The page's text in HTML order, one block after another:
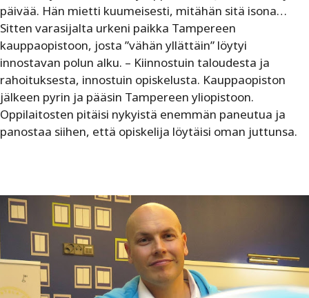
päivää. Hän mietti kuumeisesti, mitähän sitä isona…
Sitten varasijalta urkeni paikka Tampereen
kauppaopistoon, josta ”vähän yllättäin” löytyi
innostavan polun alku. – Kiinnostuin taloudesta ja
rahoituksesta, innostuin opiskelusta. Kauppaopiston
jälkeen pyrin ja pääsin Tampereen yliopistoon.
Oppilaitosten pitäisi nykyistä enemmän paneutua ja
panostaa siihen, että opiskelija löytäisi oman juttunsa.